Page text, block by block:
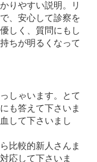
りやすい説明。リ
、安心して診察を
しく、質問にもし
ちが明るくなって
しゃいます。とて
も答えて下さいま
して下さいまし
比較的新人さんま
応して下さいま